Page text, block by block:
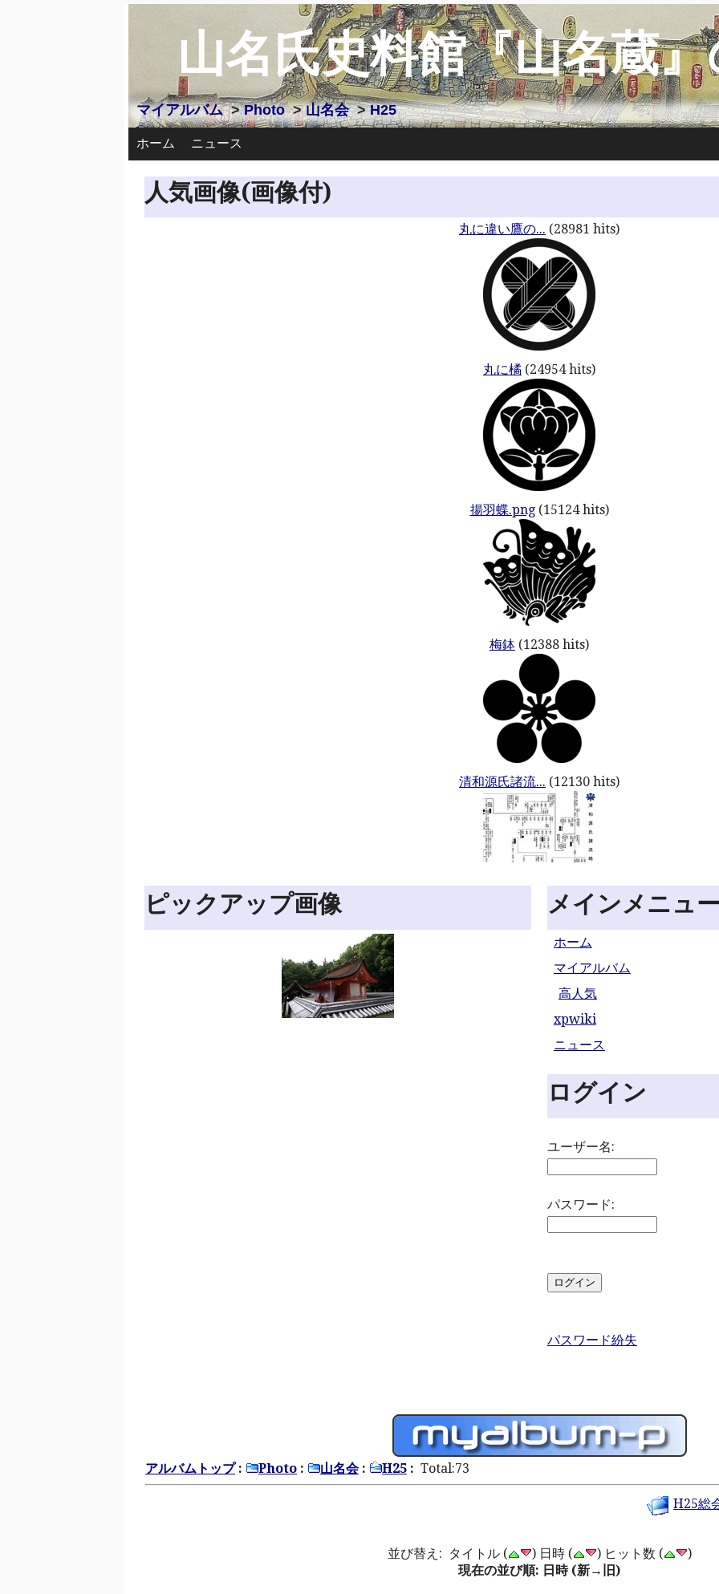
山名氏史料館『山名蔵
マイアルバム>Photo>山名会>H25
ホーム ニュース
人気画像(画像付)
丸に違い鷹の... (28981 hits)
丸に橘 (24954 hits)
揚羽蝶.png(15124 hits)
梅鉢 (12388 hits)
清和源氏諸流... (12130 hits)
ピックアップ画像 メインメニュ
ホーム
マイアルバム
高人気
xpwiki
ニュース
ログイン
ユーザー名:
パスワード:
パスワード紛失
アルバムトップ: Photo : 山名会: H25 : Total:73
H25総
並び替え: タイトル ( ) 日時 ( ) ヒット数 (
)
現在の並び順: 日時 (新→旧)